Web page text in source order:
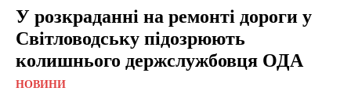
У розкраданні на ремонті дороги у
Світловодську підозрюють
колишнього держслужбовця ОДА
НОВИНИ